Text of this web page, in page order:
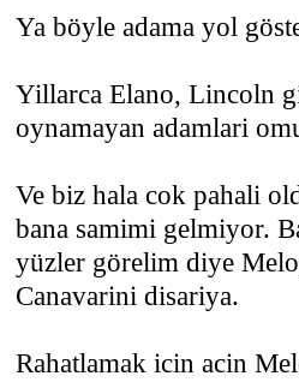
Ya böyle adama yol
Yillarca Elano, Lincoln
oynamayan adamlari
Ve biz hala cok pahali
bana samimi gelmiyor.
yüzler görelim diye
Canavarini disariya.
Rahatlamak icin acin